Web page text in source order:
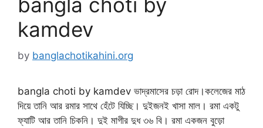
kamdev
by banglachotikahini.org
bangla choti by kamdev ভাদ্রমাসের চড়া রোদ।কলেজের মাঠ
দিয়ে তানি আর রমার সাথে হেঁটে যিচ্ছি। দুইজনই খাসা মাল। রমা একটু
ফ্যাটি আর তানি চিকনি। দুই মাগীর দুধ ৩৬ বি। রমা একজন বুড়ো